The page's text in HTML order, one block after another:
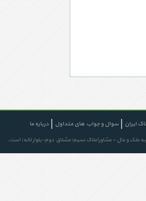
ایران سوال و جواب های متداول درباره ما
ملک و مال - مشاوراملاک نسیم(مشتاق دوم-بلوار لاله) است.